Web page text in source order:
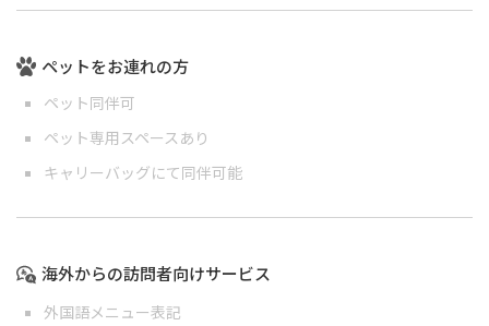
ペットをお連れの方
ペット同伴可
ペット専用スペースあり
キャリーバッグにて同伴可能
海外からの訪問者向けサービス
外国語メニュー表記